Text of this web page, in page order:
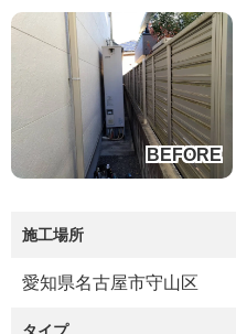
施工場所
愛知県名古屋市守山区